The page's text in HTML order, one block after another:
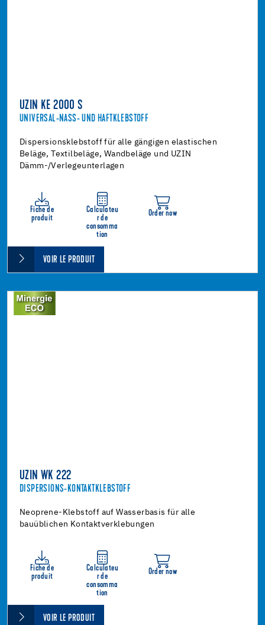
UZIN KE 2000 S
UNIVERSAL-NASS- UND HAFTKLEBSTOFF
Dispersionsklebstoff für alle gängigen elastischen
Beläge, Textilbeläge, Wandbeläge und UZIN
Dämm-/Verlegeunterlagen
Fiche de
produit
Calculateu
r de
consomma
tion
Order now
VOIR LE PRODUIT
UZIN WK 222
DISPERSIONS-KONTAKTKLEBSTOFF
Neoprene-Klebstoff auf Wasserbasis für alle
bauüblichen Kontaktverklebungen
Fiche de
produit
Calculateu
r de
consomma
tion
Order now
VOIR LE PRODUIT